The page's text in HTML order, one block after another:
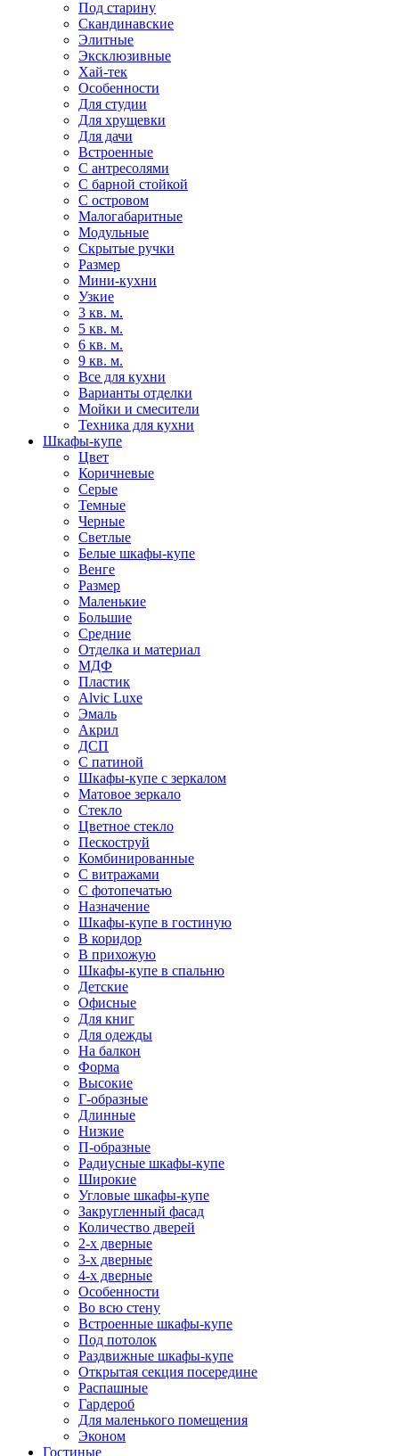
Под старину
Скандинавские
Элитные
Эксклюзивные
Хай-тек
Особенности
Для студии
Для хрущевки
Для дачи
Встроенные
С антресолями
С барной стойкой
С островом
Малогабаритные
Модульные
Скрытые ручки
Размер
Мини-кухни
Узкие
3 кв. м.
5 кв. м.
6 кв. м.
9 кв. м.
Все для кухни
Варианты отделки
Мойки и смесители
Техника для кухни
Шкафы-купе
Цвет
Коричневые
Серые
Темные
Черные
Светлые
Белые шкафы-купе
Венге
Размер
Маленькие
Большие
Средние
Отделка и материал
МДФ
Пластик
Alvic Luxe
Эмаль
Акрил
ДСП
С патиной
Шкафы-купе с зеркалом
Матовое зеркало
Стекло
Цветное стекло
Пескоструй
Комбинированные
С витражами
С фотопечатью
Назначение
Шкафы-купе в гостиную
В коридор
В прихожую
Шкафы-купе в спальню
Детские
Офисные
Для книг
Для одежды
На балкон
Форма
Высокие
Г-образные
Длинные
Низкие
П-образные
Радиусные шкафы-купе
Широкие
Угловые шкафы-купе
Закругленный фасад
Количество дверей
2-х дверные
3-х дверные
4-х дверные
Особенности
Во всю стену
Встроенные шкафы-купе
Под потолок
Раздвижные шкафы-купе
Открытая секция посередине
Распашные
Гардероб
Для маленького помещения
Эконом
Гостиные